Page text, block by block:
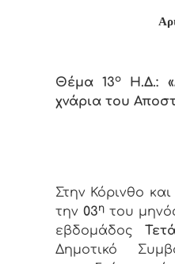
Θέμα 13ο Η.Δ.:
χνάρια του
Στην Κόρινθο
την03η του
εβδομάδος
Δημοτικό